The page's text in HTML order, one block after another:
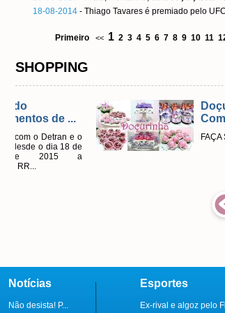
18-08-2014 - Thiago Tavares é premiado pelo
Primeiro << 1 2 3 4 5 6 7 8 9 10 11
SHOPPING
Doçurinha - Doce
Como Arte
FAÇA SEU ORÇAMENTO
Notícias
Não desista! P...
Esportes
Ex-rival e algoz pelo